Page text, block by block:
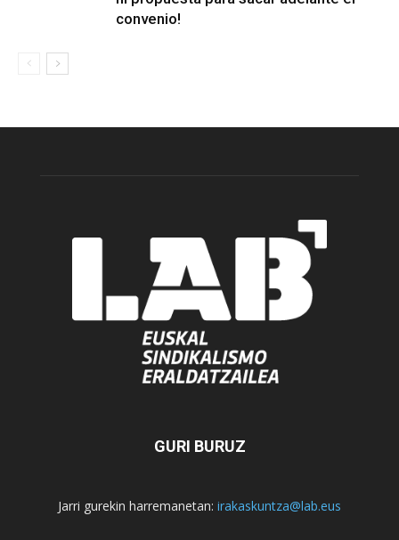
convenio!
GURI BURUZ
Jarri gurekin harremanetan: irakaskuntza@lab.eus